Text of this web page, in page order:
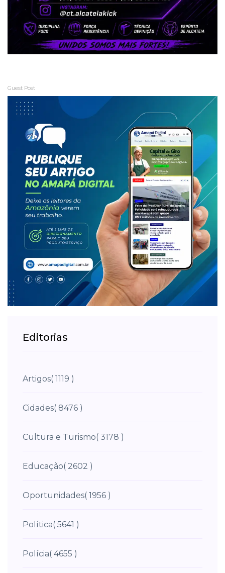
Guest Post
Editorias
Artigos( 1119 )
Cidades( 8476 )
Cultura e Turismo( 3178 )
Educação( 2602 )
Oportunidades( 1956 )
Política( 5641 )
Polícia( 4655 )